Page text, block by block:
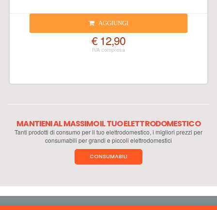
AGGIUNGI
€ 12,90
MANTIENI AL MASSIMO IL TUO ELETTRODOMESTICO
Tanti prodotti di consumo per il tuo elettrodomestico, i migliori prezzi per
consumabili per grandi e piccoli elettrodomestici
CONSUMABILI